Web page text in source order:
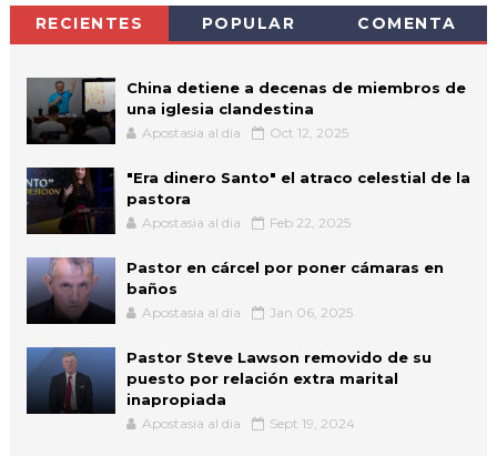
RECIENTES POPULAR COMENTA
China detiene a decenas de miembros de
una iglesia clandestina
Apostasia al dia Oct 12, 2025
"Era dinero Santo" el atraco celestial de la
pastora
Apostasia al dia Feb 22, 2025
Pastor en cárcel por poner cámaras en
baños
Apostasia al dia Jan 06, 2025
Pastor Steve Lawson removido de su
puesto por relación extra marital
inapropiada
Apostasia al dia Sept 19, 2024